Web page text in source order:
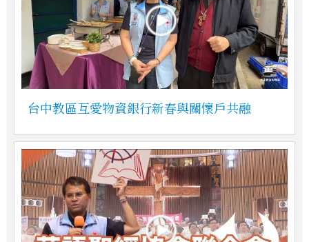
台中教區互愛物資銀行新春與關懷戶共融